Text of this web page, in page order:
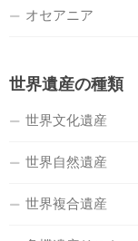
オセアニア
世界遺産の種類
世界文化遺産
世界自然遺産
世界複合遺産